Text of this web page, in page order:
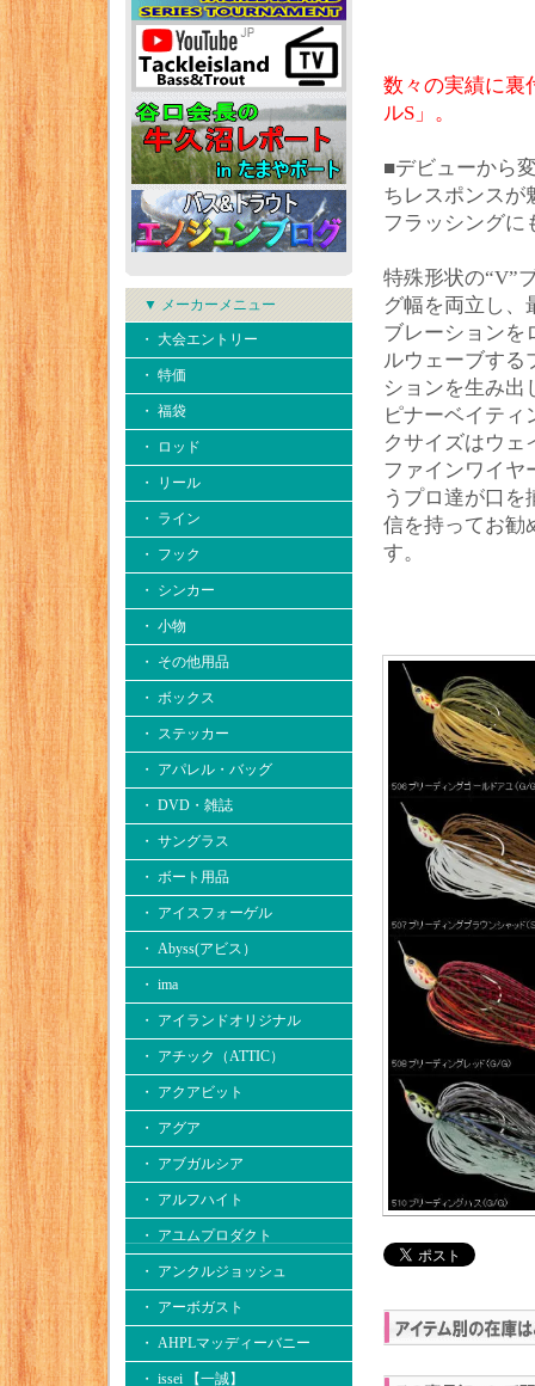
▼ メーカーメニュー
・ 大会エントリー
・ 特価
・ 福袋
・ ロッド
・ リール
・ ライン
・ フック
・ シンカー
・ 小物
・ その他用品
・ ボックス
・ ステッカー
・ アパレル・バッグ
・ DVD・雑誌
・ サングラス
・ ボート用品
・ アイスフォーゲル
・ Abyss(アビス）
・ ima
・ アイランドオリジナル
・ アチック（ATTIC）
・ アクアビット
・ アグア
・ アブガルシア
・ アルフハイト
・ アユムプロダクト
・ アンクルジョッシュ
・ アーボガスト
・ AHPLマッディーバニー
・ issei 【一誠】
数々の実績に裏
ルS」。
■デビューから
ちレスポンスが
フラッシングに
特殊形状の“V”
グ幅を両立し、
ブレーションを
ルウェーブする
ションを生み出
ピナーベイテ
クサイズはウェ
ファインワイヤ
うプロ達が口
信を持ってお勧
す。